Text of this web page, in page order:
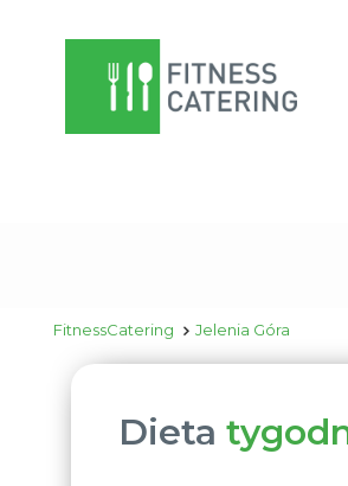
FitnessCatering Jelenia Góra
Dieta